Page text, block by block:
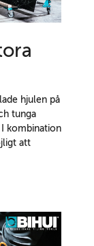
hjulen på
tunga
kombination
att